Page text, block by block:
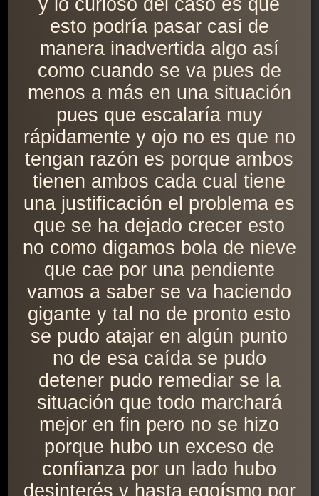
y lo curioso del caso es que
esto podría pasar casi de
manera inadvertida algo así
como cuando se va pues de
menos a más en una situación
pues que escalaría muy
rápidamente y ojo no es que no
tengan razón es porque ambos
tienen ambos cada cual tiene
una justificación el problema es
que se ha dejado crecer esto
no como digamos bola de nieve
que cae por una pendiente
vamos a saber se va haciendo
gigante y tal no de pronto esto
se pudo atajar en algún punto
no de esa caída se pudo
detener pudo remediar se la
situación que todo marchará
mejor en fin pero no se hizo
porque hubo un exceso de
confianza por un lado hubo
desinterés y hasta egoísmo por